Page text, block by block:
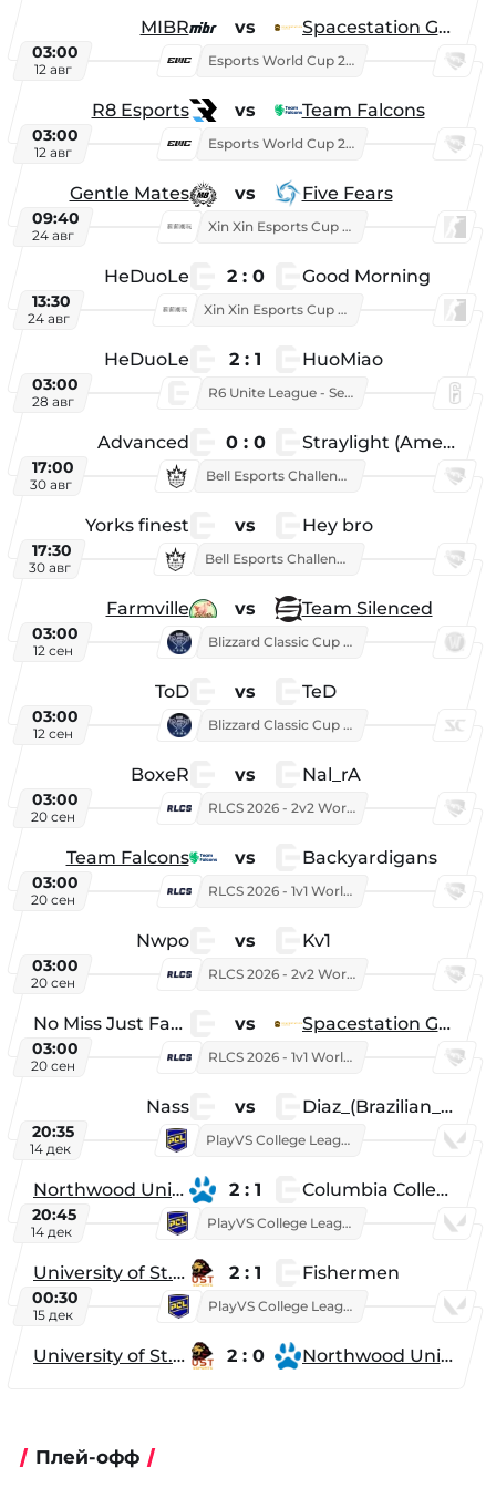
MIBR vs Spacestation Gaming
03:00
12 авг
Esports World Cup 2026
R8 Esports vs Team Falcons
03:00
12 авг
Esports World Cup 2026
Gentle Mates vs Five Fears
09:40
24 авг
Xin Xin Esports Cup 2025
HeDuoLe 2 : 0 Good Morning
13:30
24 авг
Xin Xin Esports Cup 2026
HeDuoLe 2 : 1 HuoMiao
03:00
28 авг
R6 Unite League - Season 1
Advanced 0 : 0 Straylight (American team)
17:00
30 авг
Bell Esports Challenge 2026
Yorks finest vs Hey bro
17:30
30 авг
Bell Esports Challenge 2026
Farmville vs Team Silenced
03:00
12 сен
Blizzard Classic Cup 2026
ToD vs TeD
03:00
12 сен
Blizzard Classic Cup 2026
BoxeR vs Nal_rA
03:00
20 сен
RLCS 2026 - 2v2 World Championship
Team Falcons vs Backyardigans
03:00
20 сен
RLCS 2026 - 1v1 World Championship
Nwpo vs Kv1
03:00
20 сен
RLCS 2026 - 2v2 World Championship
No Miss Just Fake vs Spacestation Gaming
03:00
20 сен
RLCS 2026 - 1v1 World Championship
Nass vs Diaz_(Brazilian_Player)
20:35
14 дек
PlayVS College League 2025: Fall
Northwood University 2 : 1 Columbia College
20:45
14 дек
PlayVS College League 2025: Fall
University of St. Thomas 2 : 1 Fishermen
00:30
15 дек
PlayVS College League 2025: Fall
University of St. Thomas 2 : 0 Northwood University
Плей-офф